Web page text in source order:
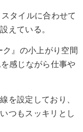
タイルに合わせて
えている。
ク』の小上がり空間
感じながら仕事や
を設定しており、
つもスッキリとし